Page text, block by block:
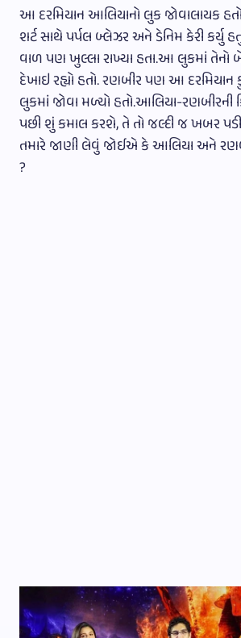
આ દરમિયાન આલિયાનો લુક જોવાલાયક
શર્ટ સાથે પર્પલ બ્લેઝર અને ડેનિમ કેરી કર્યુ
વાળ પણ ખુલ્લા રાખ્યા હતા.આ લુકમાં
દેખાઇ રહ્યો હતો. રણબીર પણ આ
લુકમાં જોવા મળ્યો હતો.આલિયા-રણબીરની
પછી શું કમાલ કરશે, તે તો જલ્દી જ ખબર
તમારે જાણી લેવું જોઈએ કે આલિયા અને
?